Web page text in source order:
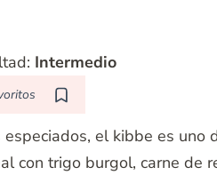
Intermedio
el kibbe es
con trigo burgol, carne de